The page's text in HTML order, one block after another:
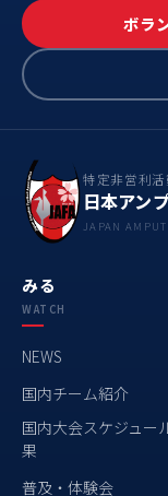
ボラ
特定非営利活
日本アン
JAPAN
みる
WATCH
NEWS
国内チーム紹介
国内大会スケジュー
果
普及・体験会